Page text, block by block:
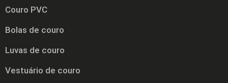
Couro PVC
Bolas de couro
Luvas de couro
Vestuário de couro